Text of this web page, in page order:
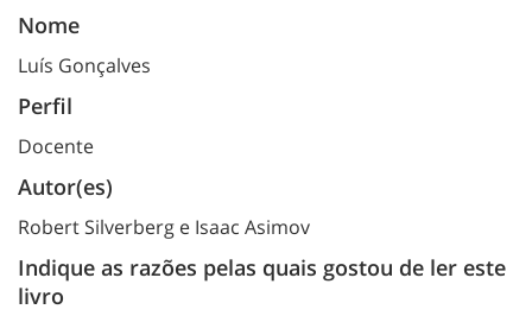
Nome
Luís Gonçalves
Perfil
Docente
Autor(es)
Robert Silverberg e Isaac Asimov
Indique as razões pelas quais gostou de ler este
livro